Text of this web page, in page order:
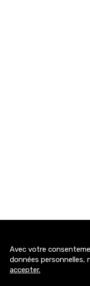
3200+
abonnés
Avec votre
données personnelles,
accepter.